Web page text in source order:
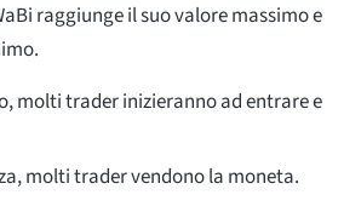
raggiunge il suo valore massimo e
molti trader inizieranno ad entrare e
molti trader vendono la moneta.